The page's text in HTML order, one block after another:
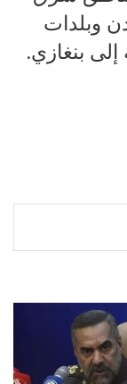
وبلدات
إلى بنغازي.